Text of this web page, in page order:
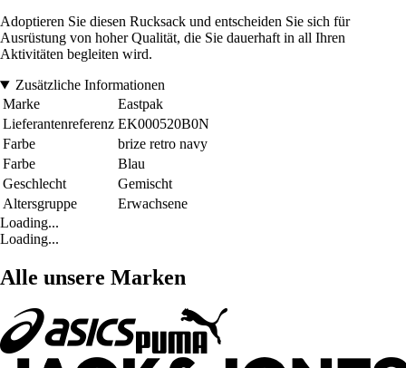
Adoptieren Sie diesen Rucksack und entscheiden Sie sich für
Ausrüstung von hoher Qualität, die Sie dauerhaft in all Ihren
Aktivitäten begleiten wird.
Zusätzliche Informationen
Marke
Eastpak
Lieferantenreferenz EK000520B0N
Farbe
brize retro navy
Farbe
Blau
Geschlecht
Gemischt
Altersgruppe
Erwachsene
Loading...
Loading...
Alle unsere Marken